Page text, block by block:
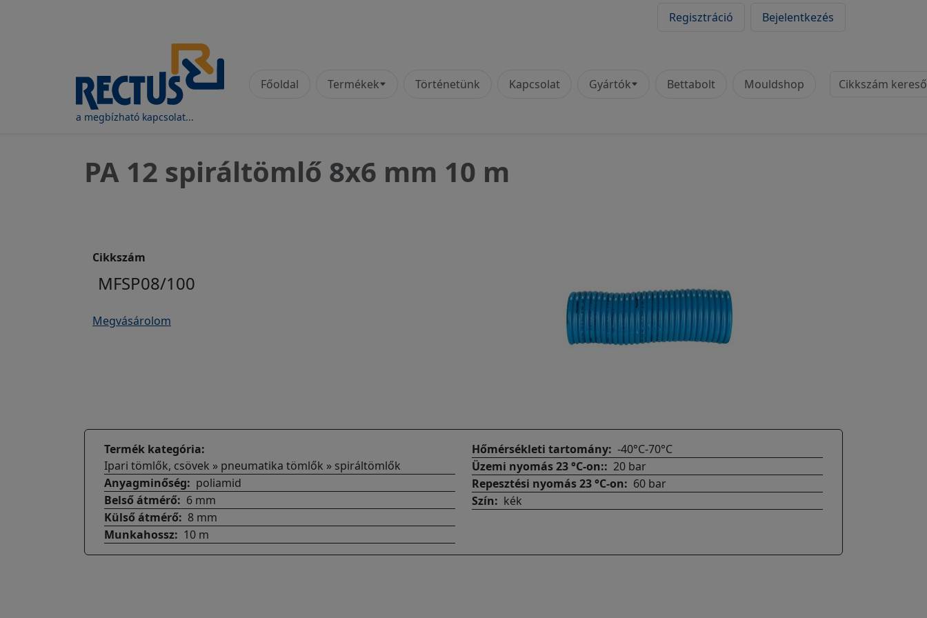
Regisztráció Bejelentkezés
a megbízható kapcsolat...
Fő navigáció
Főoldal Termékek Történetünk Kapcsolat Gyártók Bettabolt Mouldshop Cikkszám
PA 12 spiráltömlő 8x6 mm 10 m
Cikkszám
MFSP08/100
Megvásárolom
Termék kategória
Ipari tömlők, csövek » pneumatika tömlők » spiráltömlők
Anyagminőség
poliamid
Belső átmérő
6 mm
Külső átmérő
8 mm
Munkahossz
10 m
Hőmérsékleti tartomány -40°C-70°C
Üzemi nyomás 23 °C-on:
20 bar
Repesztési nyomás 23 °C-on
60 bar
Szín
kék